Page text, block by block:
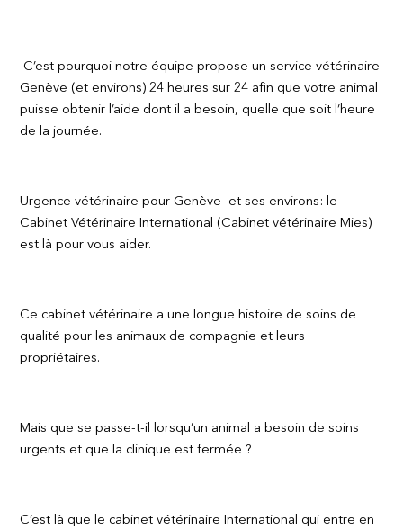
C’est pourquoi notre équipe propose un service vétérinaire
Genève (et environs) 24 heures sur 24 afin que votre animal
puisse obtenir l’aide dont il a besoin, quelle que soit l’heure
de la journée.
Urgence vétérinaire pour Genève et ses environs: le
Cabinet Vétérinaire International (Cabinet vétérinaire Mies)
est là pour vous aider.
Ce cabinet vétérinaire a une longue histoire de soins de
qualité pour les animaux de compagnie et leurs
propriétaires.
Mais que se passe-t-il lorsqu’un animal a besoin de soins
urgents et que la clinique est fermée ?
C’est là que le cabinet vétérinaire International qui entre en